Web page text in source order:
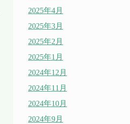
2025年4月
2025年3月
2025年2月
2025年1月
2024年12月
2024年11月
2024年10月
2024年9月